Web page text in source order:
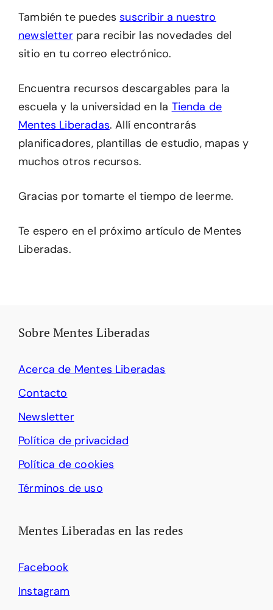
También te puedessuscribir a nuestro
newsletterpara recibir las novedades del
sitio en tu correo electrónico.
Encuentra recursos descargables para la
escuela y la universidad en la Tienda de
Mentes Liberadas. Allí encontrarás
planificadores, plantillas de estudio, mapas y
muchos otros recursos.
Gracias por tomarte el tiempo de leerme.
Te espero en el próximo artículo de Mentes
Liberadas.
Sobre Mentes Liberadas
Acerca de Mentes Liberadas
Contacto
Newsletter
Política de privacidad
Política de cookies
Términos de uso
Mentes Liberadas en las redes
Facebook
Instagram